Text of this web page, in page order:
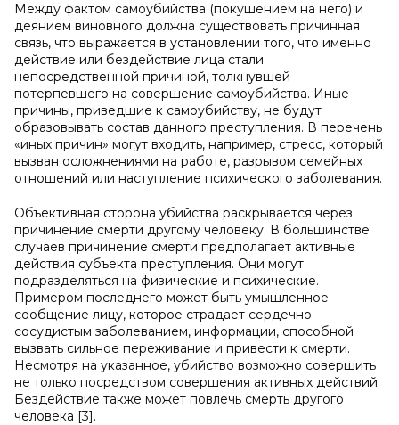
Между фактом самоубийства (покушением на него) и
деянием виновного должна существовать причинная
связь, что выражается в установлении того, что именно
действие или бездействие лица стали
непосредственной причиной, толкнувшей
потерпевшего на совершение самоубийства. Иные
причины, приведшие к самоубийству, не будут
образовывать состав данного преступления. В перечень
«иных причин» могут входить, например, стресс, который
вызван осложнениями на работе, разрывом семейных
отношений или наступление психического заболевания.
Объективная сторона убийства раскрывается через
причинение смерти другому человеку. В большинстве
случаев причинение смерти предполагает активные
действия субъекта преступления. Они могут
подразделяться на физические и психические.
Примером последнего может быть умышленное
сообщение лицу, которое страдает сердечно-
сосудистым заболеванием, информации, способной
вызвать сильное переживание и привести к смерти.
Несмотря на указанное, убийство возможно совершить
не только посредством совершения активных действий.
Бездействие также может повлечь смерть другого
человека [3].